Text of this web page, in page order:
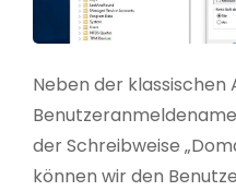
Neben der
der Schreibweise
können wir den